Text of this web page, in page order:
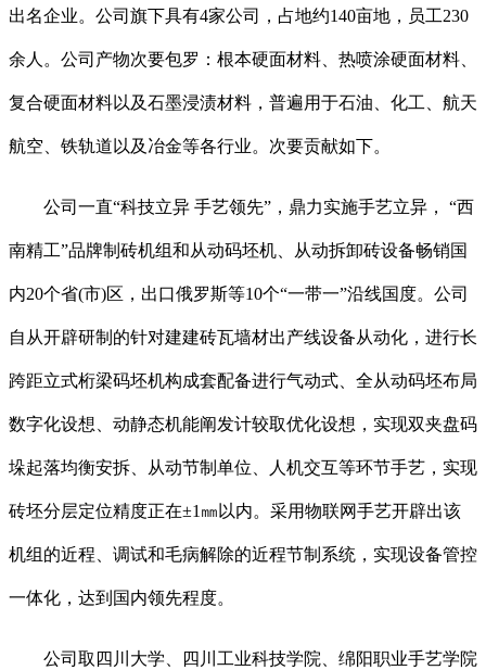
出名企业。公司旗下具有4家公司，占地约140亩地，员工230
余人。公司产物次要包罗：根本硬面材料、热喷涂硬面材料、
复合硬面材料以及石墨浸渍材料，普遍用于石油、化工、航天
航空、铁轨道以及冶金等各行业。次要贡献如下。
公司一直“科技立异 手艺领先”，鼎力实施手艺立异， “西
南精工”品牌制砖机组和从动码坯机、从动拆卸砖设备畅销国
内20个省(市)区，出口俄罗斯等10个“一带一”沿线国度。公司
自从开辟研制的针对建建砖瓦墙材出产线设备从动化，进行长
跨距立式桁梁码坯机构成套配备进行气动式、全从动码坯布局
数字化设想、动静态机能阐发计较取优化设想，实现双夹盘码
垛起落均衡安拆、从动节制单位、人机交互等环节手艺，实现
砖坯分层定位精度正在±1㎜以内。采用物联网手艺开辟出该
机组的近程、调试和毛病解除的近程节制系统，实现设备管控
一体化，达到国内领先程度。
公司取四川大学、四川工业科技学院、绵阳职业手艺学院